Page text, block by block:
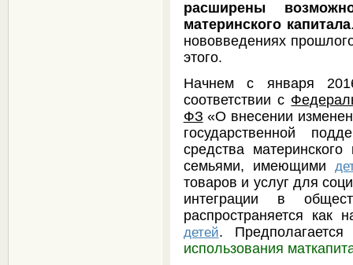
расширены
материнского капитала
нововведениях
этого.
Начнем с января
соответствии с
ФЗ «О внесении
государственной
средства
семьями, имеющими
товаров и услуг для
интеграции в
распространяется
детей.
использования